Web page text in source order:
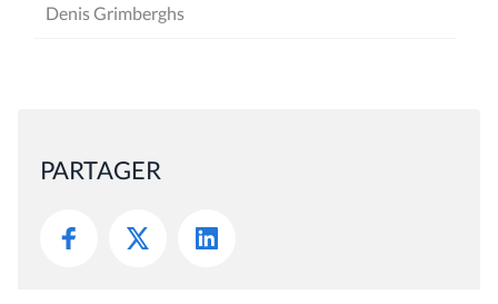
Denis Grimberghs
PARTAGER